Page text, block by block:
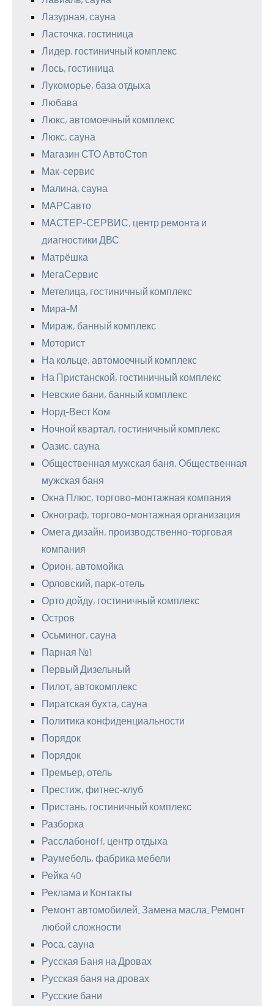
Лазурная, сауна
Ласточка, гостиница
Лидер, гостиничный комплекс
Лось, гостиница
Лукоморье, база отдыха
Любава
Люкс, автомоечный комплекс
Люкс, сауна
Магазин СТО АвтоСтоп
Мак-сервис
Малина, сауна
МАРСавто
МАСТЕР-СЕРВИС, центр ремонта и
диагностики ДВС
Матрёшка
МегаСервис
Метелица, гостиничный комплекс
Мира-М
Мираж, банный комплекс
Моторист
На кольце, автомоечный комплекс
На Пристанской, гостиничный комплекс
Невские бани, банный комплекс
Норд-Вест Ком
Ночной квартал, гостиничный комплекс
Оазис, сауна
Общественная мужская баня, Общественная
мужская баня
Окна Плюс, торгово-монтажная компания
Окнограф, торгово-монтажная организация
Омега дизайн, производственно-торговая
компания
Орион, автомойка
Орловский, парк-отель
Орто дойду, гостиничный комплекс
Остров
Осьминог, сауна
Парная №1
Первый Дизельный
Пилот, автокомплекс
Пиратская бухта, сауна
Политика конфиденциальности
Порядок
Порядок
Премьер, отель
Престиж, фитнес-клуб
Пристань, гостиничный комплекс
Разборка
Расслабоноff, центр отдыха
Раумебель, фабрика мебели
Рейка 40
Реклама и Контакты
Ремонт автомобилей. Замена масла. Ремонт
любой сложности
Роса, сауна
Русская Баня на Дровах
Русская баня на дровах
Русские бани